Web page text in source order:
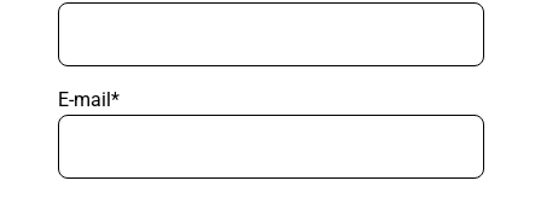
E-mail*